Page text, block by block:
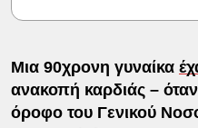
Μια 90χρονη γυναίκα
ανακοπή καρδιάς –
όροφο του Γενικού